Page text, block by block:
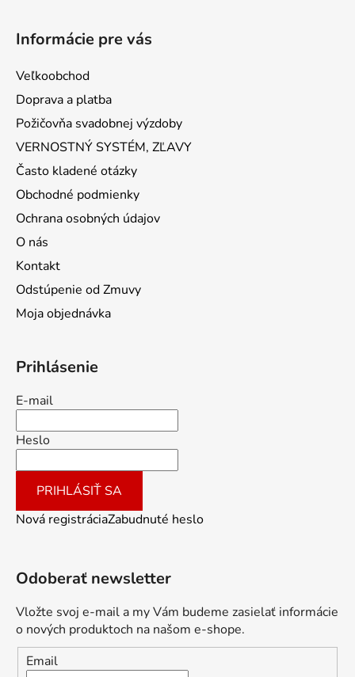
Informácie pre vás
Veľkoobchod
Doprava a platba
Požičovňa svadobnej výzdoby
VERNOSTNÝ SYSTÉM, ZĽAVY
Často kladené otázky
Obchodné podmienky
Ochrana osobných údajov
O nás
Kontakt
Odstúpenie od Zmuvy
Moja objednávka
Prihlásenie
E-mail
Heslo
PRIHLÁSIŤ SA
Nová registráciaZabudnuté heslo
Odoberať newsletter
Vložte svoj e-mail a my Vám budeme zasielať informácie
o nových produktoch na našom e-shope.
Email